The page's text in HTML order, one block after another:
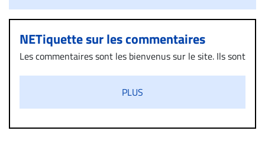
NETiquette sur les commentaires
Les commentaires sont les bienvenus sur le site. Ils sont
diffamatoire. Si malgré cette politique de modération,
un commentaire publié sur le site vous dérange, prenez
immédiatement contact par courriel (info@droit-
PLUS